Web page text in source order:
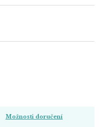
Možnosti doručení